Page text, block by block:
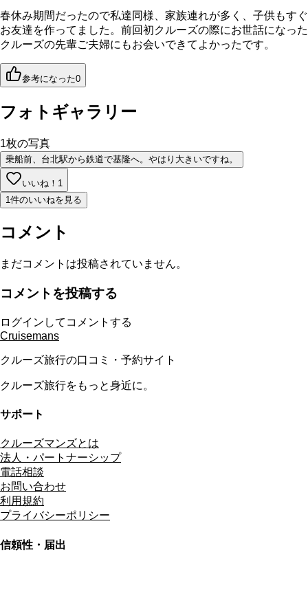
春休み期間だったので私達同様、家族連れが多く、子供もすぐ
お友達を作ってました。前回初クルーズの際にお世話になった
クルーズの先輩ご夫婦にもお会いできてよかったです。
参考になった0
フォトギャラリー
1枚の写真
乗船前、台北駅から鉄道で基隆へ。やはり大きいですね。
いいね！ 1
1件のいいねを見る
コメント
まだコメントは投稿されていません。
コメントを投稿する
ログインしてコメントする
Cruisemans
クルーズ旅行の口コミ・予約サイト
クルーズ旅行をもっと身近に。
サポート
クルーズマンズとは
法人・パートナーシップ
電話相談
お問い合わせ
利用規約
プライバシーポリシー
信頼性・届出